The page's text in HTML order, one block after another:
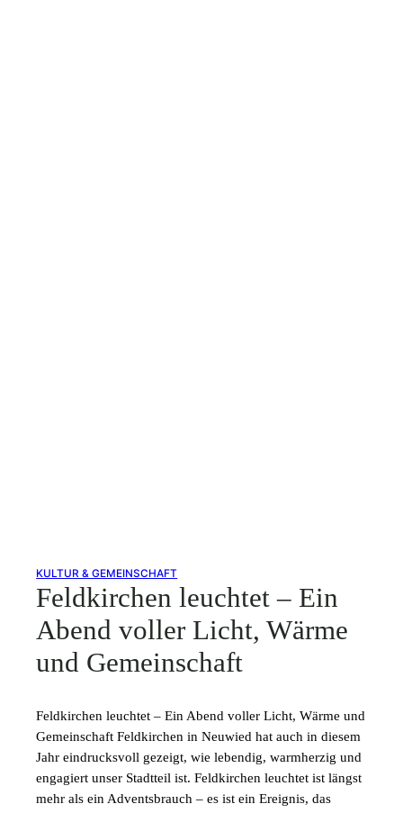
KULTUR & GEMEINSCHAFT
Feldkirchen leuchtet – Ein
Abend voller Licht, Wärme
und Gemeinschaft
Feldkirchen leuchtet – Ein Abend voller Licht, Wärme und
Gemeinschaft Feldkirchen in Neuwied hat auch in diesem
Jahr eindrucksvoll gezeigt, wie lebendig, warmherzig und
engagiert unser Stadtteil ist. Feldkirchen leuchtet ist längst
mehr als ein Adventsbrauch – es ist ein Ereignis, das